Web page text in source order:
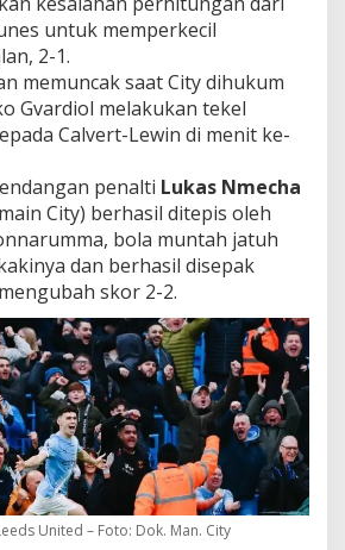
untuk memperkecil
2-1.
memuncak saat City dihukum
Gvardiol melakukan tekel
Calvert-Lewin di menit ke-
penalti Lukas Nmecha
City) berhasil ditepis oleh
bola muntah jatuh
dan berhasil disepak
skor 2-2.
United – Foto: Dok. Man. City